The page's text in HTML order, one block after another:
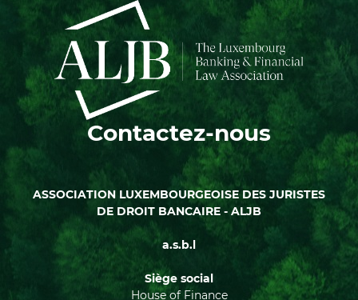
Contactez-nous
ASSOCIATION LUXEMBOURGEOISE DES JURISTES
DE DROIT BANCAIRE - ALJB
a.s.b.l
Siège social
House of Finance